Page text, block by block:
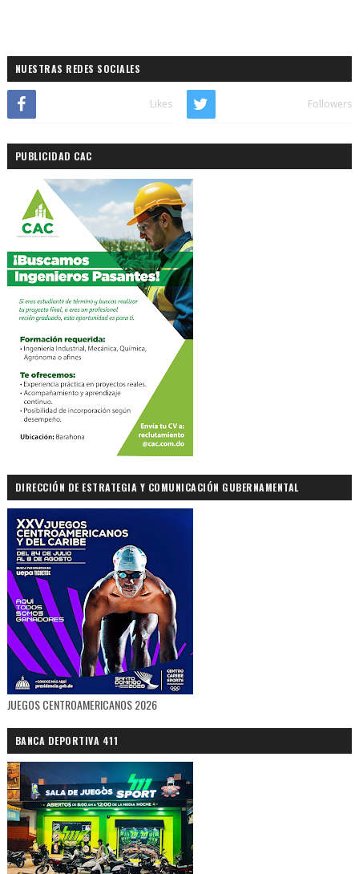
NUESTRAS REDES SOCIALES
Likes Followers
PUBLICIDAD CAC
DIRECCIÓN DE ESTRATEGIA Y COMUNICACIÓN GUBERNAMENTAL
JUEGOS CENTROAMERICANOS 2026
BANCA DEPORTIVA 411